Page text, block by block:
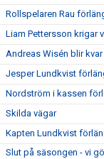
Rollspelaren Rau
Liam Pettersson krigar
Andreas Wisén blir kvar
Jesper Lundkvist
Nordström i kassen
Skilda vägar
Kapten Lundkvist
Slut på säsongen - vi